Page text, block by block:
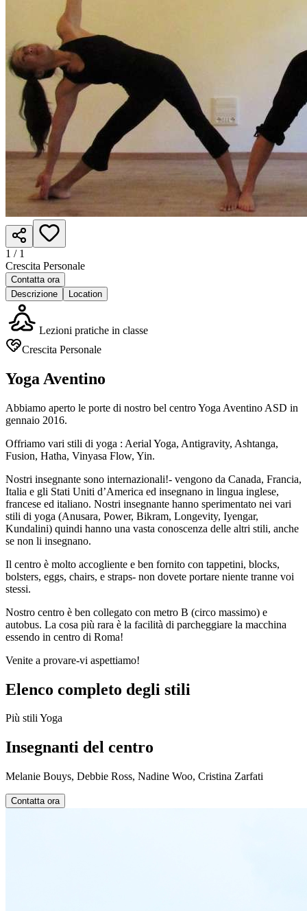
1 / 1
Crescita Personale
Contatta ora
Descrizione
Location
Lezioni pratiche in classe
Crescita Personale
Yoga Aventino
Abbiamo aperto le porte di nostro bel centro Yoga Aventino ASD in
gennaio 2016.
Offriamo vari stili di yoga : Aerial Yoga, Antigravity, Ashtanga,
Fusion, Hatha, Vinyasa Flow, Yin.
Nostri insegnante sono internazionali!- vengono da Canada, Francia,
Italia e gli Stati Uniti d’America ed insegnano in lingua inglese,
francese ed italiano. Nostri insegnante hanno sperimentato nei vari
stili di yoga (Anusara, Power, Bikram, Longevity, Iyengar,
Kundalini) quindi hanno una vasta conoscenza delle altri stili, anche
se non li insegnano.
Il centro è molto accogliente e ben fornito con tappetini, blocks,
bolsters, eggs, chairs, e straps- non dovete portare niente tranne voi
stessi.
Nostro centro è ben collegato con metro B (circo massimo) e
autobus. La cosa più rara è la facilità di parcheggiare la macchina
essendo in centro di Roma!
Venite a provare-vi aspettiamo!
Elenco completo degli stili
Più stili Yoga
Insegnanti del centro
Melanie Bouys, Debbie Ross, Nadine Woo, Cristina Zarfati
Contatta ora